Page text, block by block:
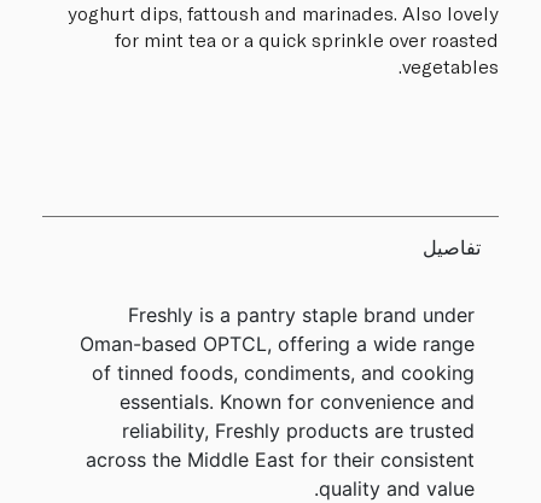
yoghurt dips, fattoush and marinades. Also lovely
for mint tea or a quick sprinkle over roasted
vegetables.
تفاصيل
Freshly is a pantry staple brand under
Oman-based OPTCL, offering a wide range
of tinned foods, condiments, and cooking
essentials. Known for convenience and
reliability, Freshly products are trusted
across the Middle East for their consistent
quality and value.